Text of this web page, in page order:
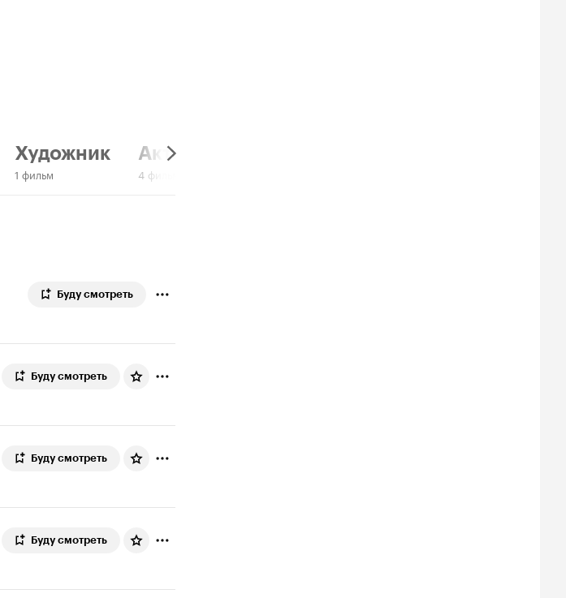
Художник
1 фильм
Актер: в титрах не указан
4 фильма
Буду смотреть
Буду смотреть
Буду смотреть
Буду смотреть